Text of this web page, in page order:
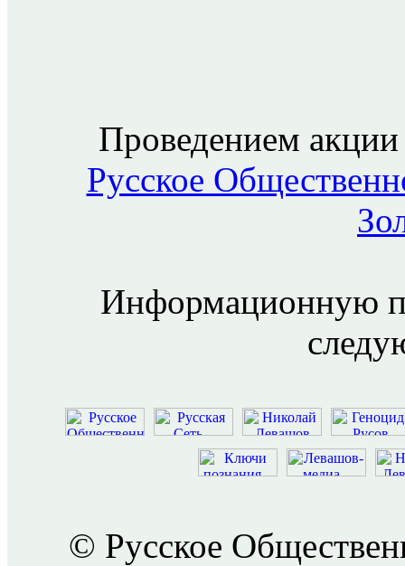
Проведением акции
Русское
Информационную
© Русское